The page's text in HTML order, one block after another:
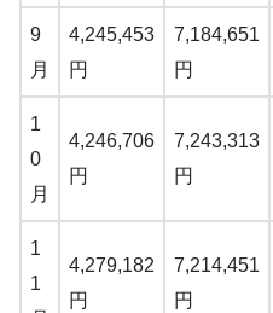
9
月
4,245,453
円
7,184,651
円
1
0
月
4,246,706
円
7,243,313
円
1
1
4,279,182
円
7,214,451
円